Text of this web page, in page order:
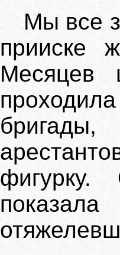
Мы все
прииске
Месяцев